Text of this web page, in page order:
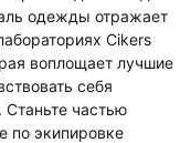
одежды отражает
Cikers
воплощает лучшие
себя
Станьте частью
по экипировке